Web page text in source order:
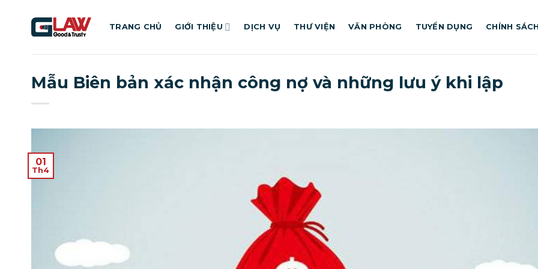
TRANG CHỦ GIỚI THIỆU DỊCH VỤ THƯ VIỆN VĂN PHÒNG TUYỂN DỤNG CHÍNH
Mẫu Biên bản xác nhận công nợ và những lưu ý khi lập
01
Th4